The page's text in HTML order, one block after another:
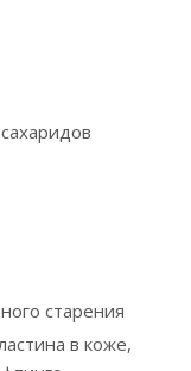
старения
в коже,